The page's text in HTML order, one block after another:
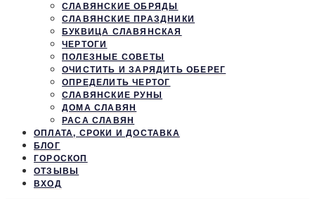
СЛАВЯНСКИЕ ОБРЯДЫ
СЛАВЯНСКИЕ ПРАЗДНИКИ
БУКВИЦА СЛАВЯНСКАЯ
ЧЕРТОГИ
ПОЛЕЗНЫЕ СОВЕТЫ
ОЧИСТИТЬ И ЗАРЯДИТЬ ОБЕРЕГ
ОПРЕДЕЛИТЬ ЧЕРТОГ
СЛАВЯНСКИЕ РУНЫ
ДОМА СЛАВЯН
РАСА СЛАВЯН
ОПЛАТА, СРОКИ И ДОСТАВКА
БЛОГ
ГОРОСКОП
ОТЗЫВЫ
ВХОД